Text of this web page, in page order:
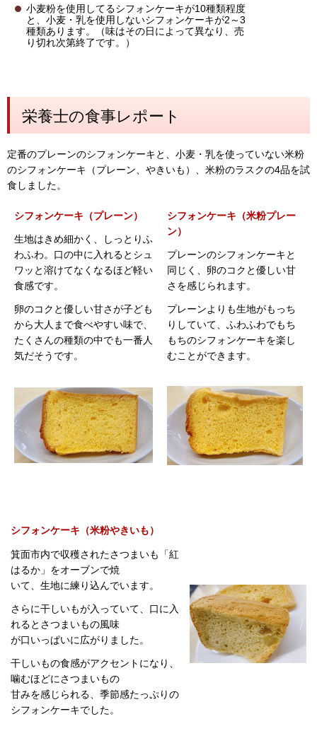
小麦粉を使用してるシフォンケーキが10種類程度
と、小麦・乳を使用しないシフォンケーキが2～3
種類あります。（味はその日によって異なり、売
り切れ次第終了です。）
栄養士の食事レポート
定番のプレーンのシフォンケーキと、小麦・乳を使っていない米粉
のシフォンケーキ（プレーン、やきいも）、米粉のラスクの4品を試
食しました。
シフォンケーキ（プレーン）
生地はきめ細かく、しっとりふ
わふわ。口の中に入れるとシュ
ワッと溶けてなくなるほど軽い
食感です。
卵のコクと優しい甘さが子ども
から大人まで食べやすい味で、
たくさんの種類の中でも一番人
気だそうです。
シフォンケーキ（米粉プレー
ン）
プレーンのシフォンケーキと
同じく、卵のコクと優しい甘
さを感じられます。
プレーンよりも生地がもっち
りしていて、ふわふわでもち
もちのシフォンケーキを楽し
むことができます。
シフォンケーキ（米粉やきいも）
箕面市内で収穫されたさつまいも「紅
はるか」をオーブンで焼
いて、生地に練り込んでいます。
さらに干しいもが入っていて、口に入
れるとさつまいもの風味
が口いっぱいに広がりました。
干しいもの食感がアクセントになり、
噛むほどにさつまいもの
甘みを感じられる、季節感たっぷりの
シフォンケーキでした。